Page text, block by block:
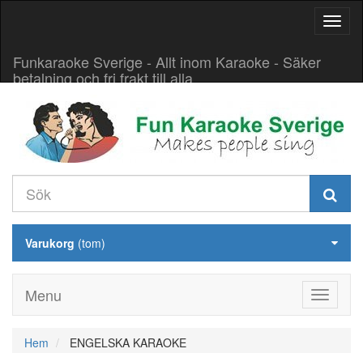
Funkaraoke Sverige - Allt inom Karaoke - Säker
betalning och fri frakt till alla
Varukorg (tom)
Menu
Hem ENGELSKA KARAOKE